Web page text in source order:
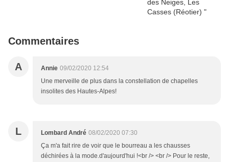
Commentaires
A Annie 09/02/2020 12:54
Une merveille de plus dans la constellation de chapelles
insolites des Hautes-Alpes!
L Lombard André 08/02/2020 07:30
Ça m'a fait rire de voir que le bourreau a les chausses
déchirées à la mode.d'aujourd'hui !<br /> <br /> Pour le reste,